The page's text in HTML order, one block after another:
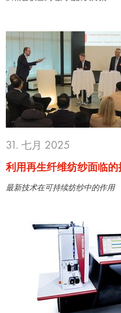
31. 七月 2025
利用再生纤维纺纱面临
最新技术在可持续纺纱中的作用